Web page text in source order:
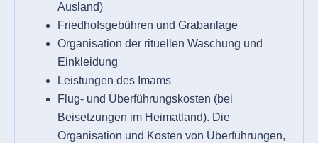
Ausland)
Friedhofsgebühren und Grabanlage
Organisation der rituellen Waschung und
Einkleidung
Leistungen des Imams
Flug- und Überführungskosten (bei
Beisetzungen im Heimatland). Die
Organisation und Kosten von Überführungen,